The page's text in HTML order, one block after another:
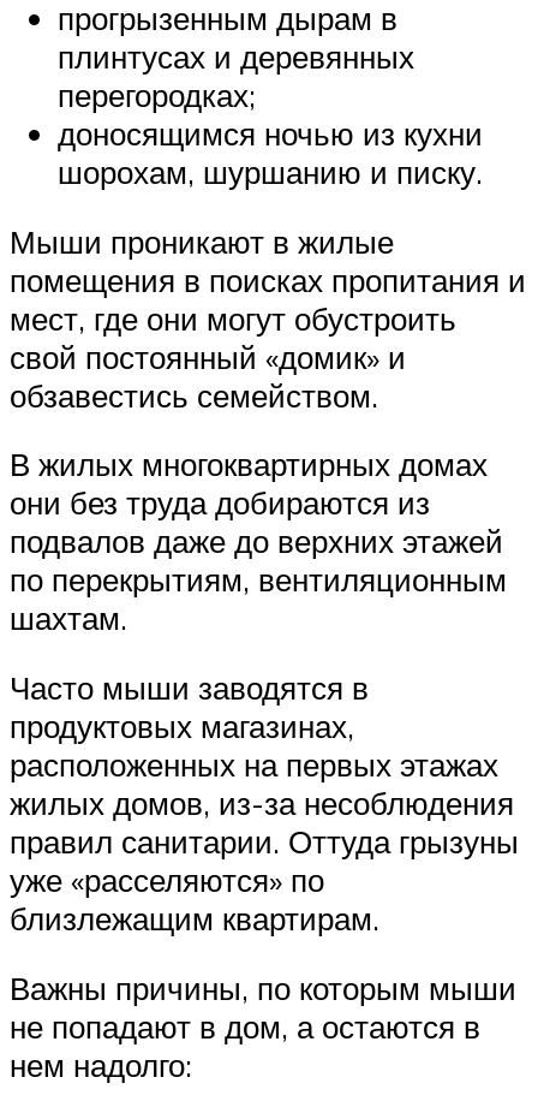
прогрызенным дырам в
плинтусах и деревянных
перегородках;
доносящимся ночью из кухни
шорохам, шуршанию и писку.
Мыши проникают в жилые
помещения в поисках пропитания и
мест, где они могут обустроить
свой постоянный «домик» и
обзавестись семейством.
В жилых многоквартирных домах
они без труда добираются из
подвалов даже до верхних этажей
по перекрытиям, вентиляционным
шахтам.
Часто мыши заводятся в
продуктовых магазинах,
расположенных на первых этажах
жилых домов, из-за несоблюдения
правил санитарии. Оттуда грызуны
уже «расселяются» по
близлежащим квартирам.
Важны причины, по которым мыши
не попадают в дом, а остаются в
нем надолго: